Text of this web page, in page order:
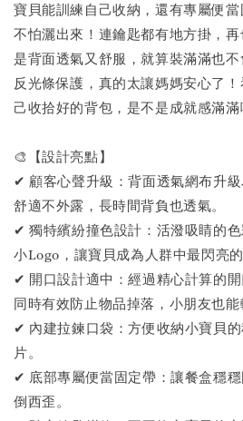
寶貝能訓練自己收納，還有專屬便
不怕灑出來！連鑰匙都有地方掛，
是背面透氣又舒服，就算裝滿滿也
反光條保護，真的太讓媽媽安心了
己收拾好的背包，是不是成就感滿滿
🎨【設計亮點】
✔ 顧客心聲升級：背面透氣網布升
舒適不外露，長時間背負也透氣。
✔ 獨特繽紛撞色設計：活潑吸睛的
小Logo，讓寶貝成為人群中最閃亮的
✔ 開口設計適中：經過精心計算的開
同時有效防止物品掉落，小朋友也能
✔ 內建拉鍊口袋：方便收納小寶貝
片。
✔ 底部專屬便當固定帶：讓餐盒穩
倒西歪。